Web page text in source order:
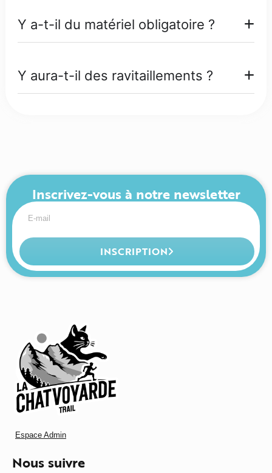
Y a-t-il du matériel obligatoire ?
Y aura-t-il des ravitaillements ?
Inscrivez-vous à notre newsletter
INSCRIPTION
Espace Admin
Nous suivre